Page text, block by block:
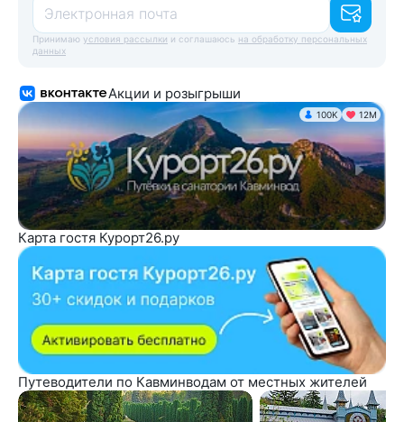
Электронная почта
Принимаю условия рассылки и соглашаюсь на обработку персональных
данных
Акции и розыгрыши
100K 12М
Карта гостя Курорт26.ру
Путеводители по Кавминводам от местных жителей